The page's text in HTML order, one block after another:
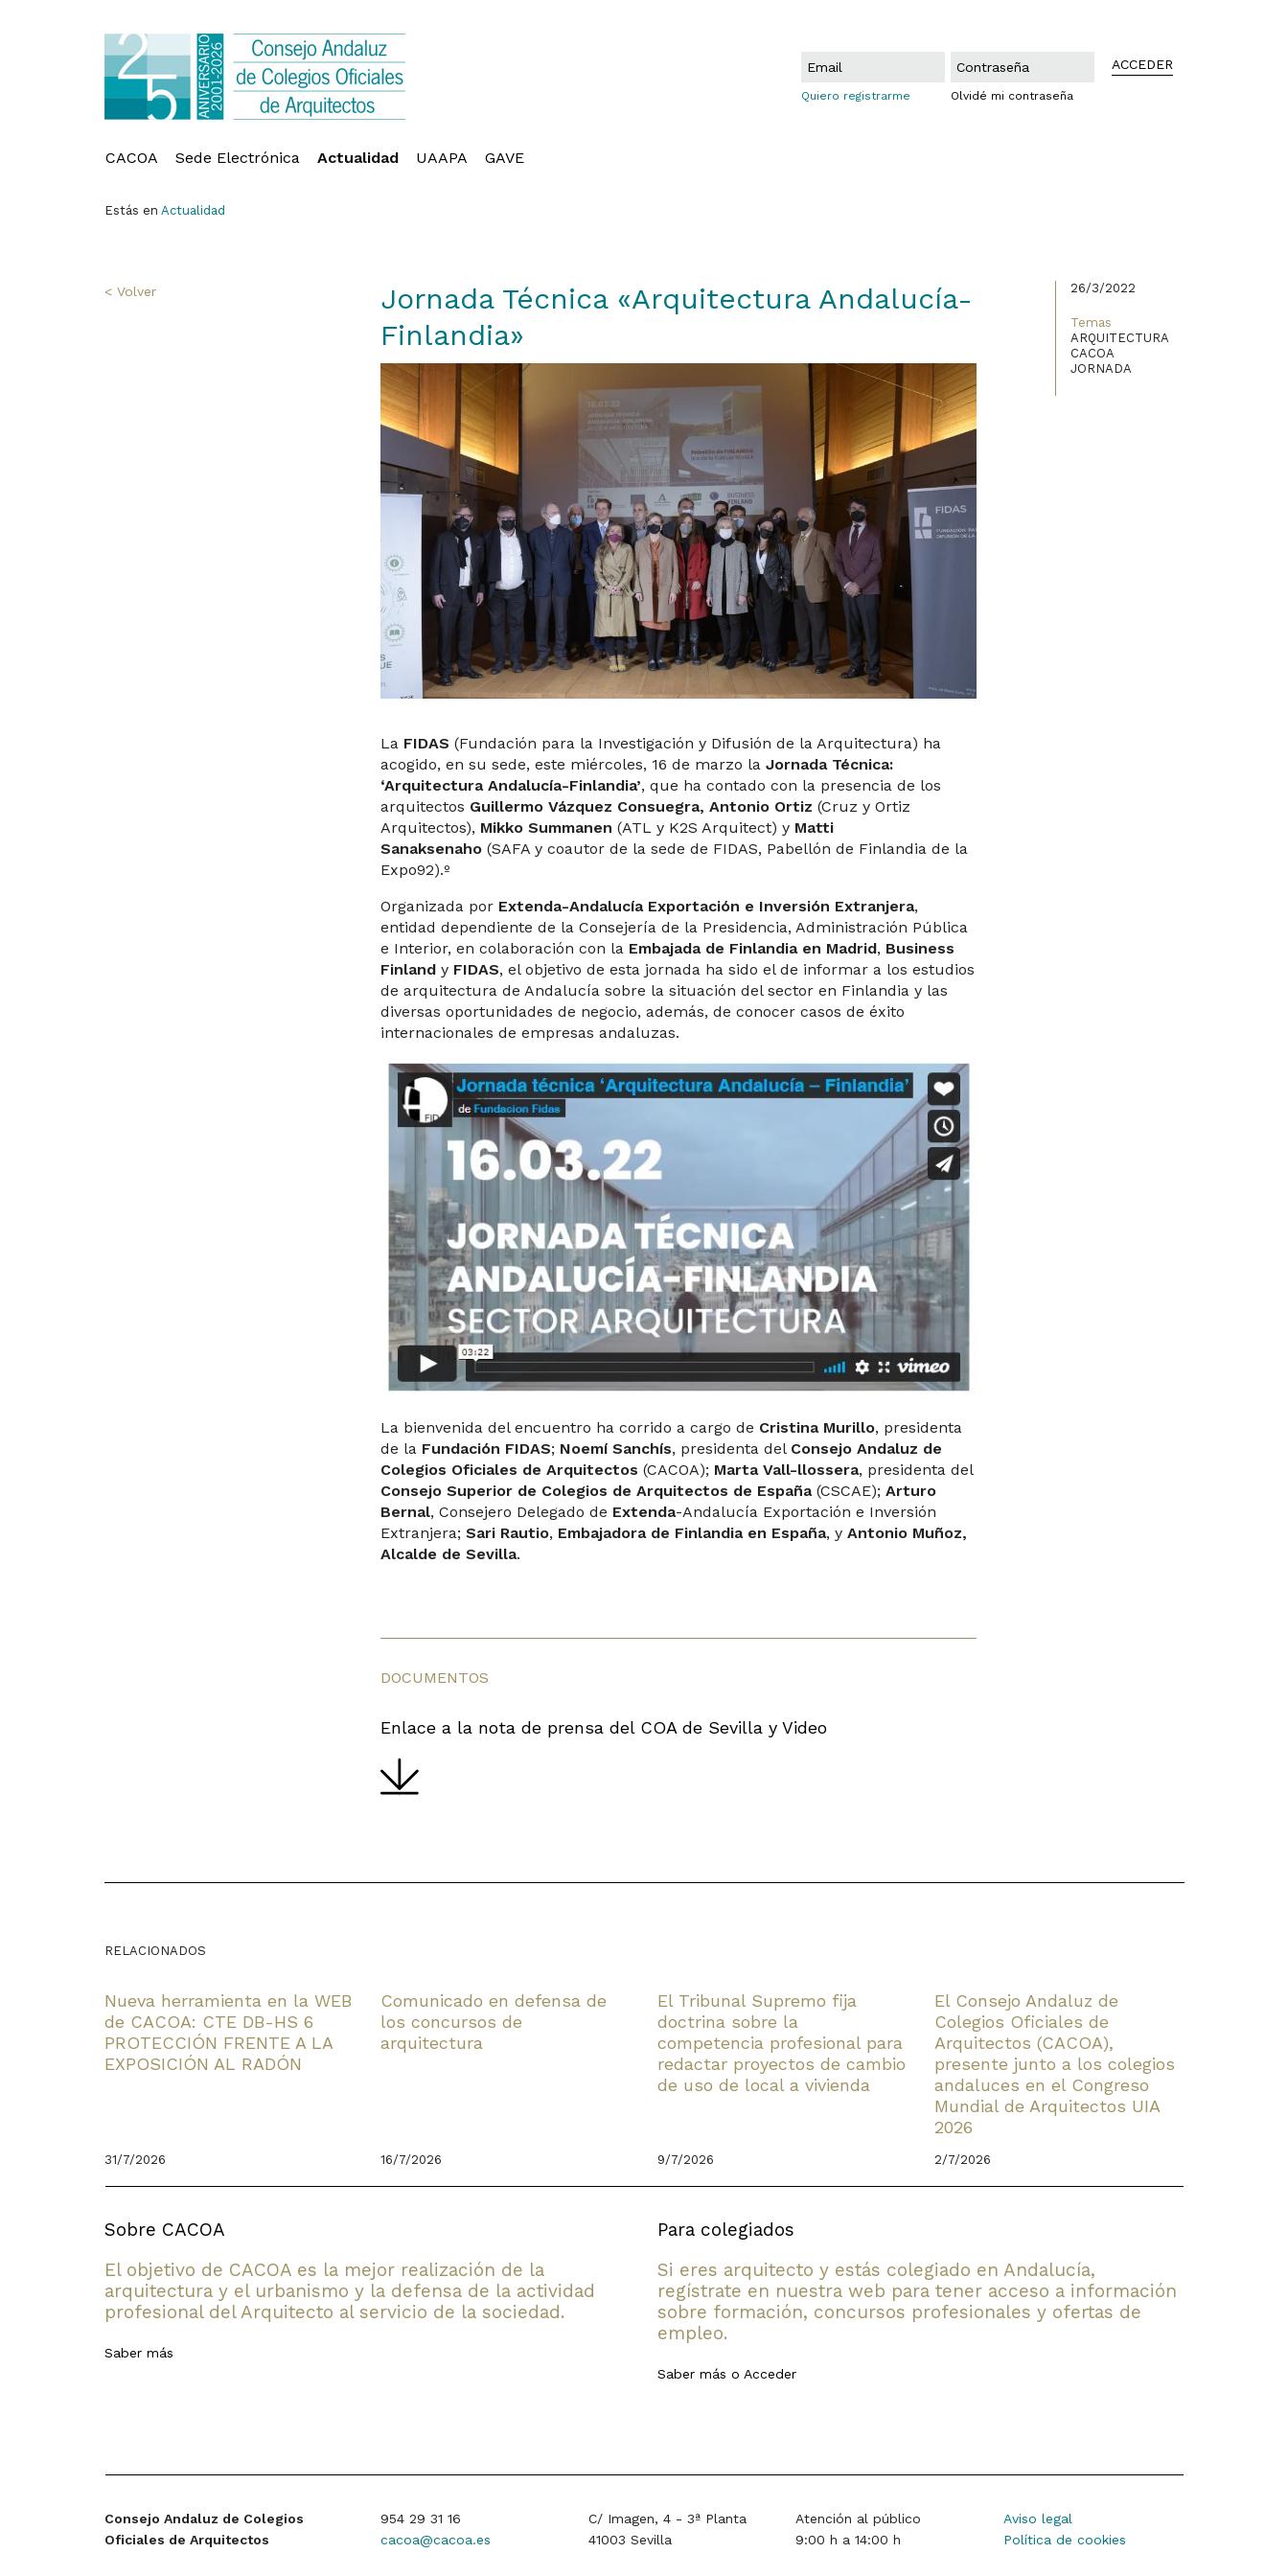
Quiero registrarme Olvidé mi contraseña
ACCEDER
CACOA Sede Electrónica Actualidad UAAPA GAVE
Estás en Actualidad
< Volver
Jornada Técnica «Arquitectura Andalucía-
Finlandia»
La FIDAS (Fundación para la Investigación y Difusión de la Arquitectura) ha
acogido, en su sede, este miércoles, 16 de marzo laJornada Técnica:
‘Arquitectura Andalucía-Finlandia’, que ha contado con la presencia de los
arquitectos Guillermo Vázquez Consuegra, Antonio Ortiz (Cruz y Ortiz
Arquitectos), Mikko Summanen (ATL y K2S Arquitect) y Matti
Sanaksenaho (SAFA y coautor de la sede de FIDAS, Pabellón de Finlandia de la
Expo92).º
Organizada por Extenda-Andalucía Exportación e Inversión Extranjera,
entidad dependiente de la Consejería de la Presidencia, Administración Pública
e Interior, en colaboración con la Embajada de Finlandia en Madrid, Business
Finland y FIDAS, el objetivo de esta jornada ha sido el de informar a los estudios
de arquitectura de Andalucía sobre la situación del sector en Finlandia y las
diversas oportunidades de negocio, además, de conocer casos de éxito
internacionales de empresas andaluzas.
La bienvenida del encuentro ha corrido a cargo de Cristina Murillo, presidenta
de la Fundación FIDAS; Noemí Sanchís, presidenta del Consejo Andaluz de
Colegios Oficiales de Arquitectos(CACOA); Marta Vall-llossera, presidenta del
Consejo Superior de Colegios de Arquitectos de España(CSCAE);Arturo
Bernal, Consejero Delegado de Extenda-Andalucía Exportación e Inversión
Extranjera;Sari Rautio, Embajadora de Finlandia en España, yAntonio Muñoz,
Alcalde de Sevilla.
DOCUMENTOS
Enlace a la nota de prensa del COA de Sevilla y Video
26/3/2022
Temas
ARQUITECTURA
CACOA
JORNADA
RELACIONADOS
Nueva herramienta en la WEB
de CACOA: CTE DB-HS 6
PROTECCIÓN FRENTE A LA
EXPOSICIÓN AL RADÓN
31/7/2026
Comunicado en defensa de
los concursos de
arquitectura
16/7/2026
El Tribunal Supremo fija
doctrina sobre la
competencia profesional para
redactar proyectos de cambio
de uso de local a vivienda
9/7/2026
El Consejo Andaluz de
Colegios Oficiales de
Arquitectos (CACOA),
presente junto a los colegios
andaluces en el Congreso
Mundial de Arquitectos UIA
2026
2/7/2026
Sobre CACOA
El objetivo de CACOA es la mejor realización de la
arquitectura y el urbanismo y la defensa de la actividad
profesional del Arquitecto al servicio de la sociedad.
Saber más
Para colegiados
Si eres arquitecto y estás colegiado en Andalucía,
regístrate en nuestra web para tener acceso a información
sobre formación, concursos profesionales y ofertas de
empleo.
Saber más o Acceder
Consejo Andaluz de Colegios
Oficiales de Arquitectos
954 29 31 16
cacoa@cacoa.es
C/ Imagen, 4 - 3ª Planta
41003 Sevilla
Atención al público
9:00 h a 14:00 h
Aviso legal
Política de cookies